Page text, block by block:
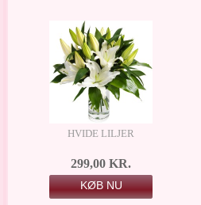
HVIDE LILJER
299,00 KR.
KØB NU